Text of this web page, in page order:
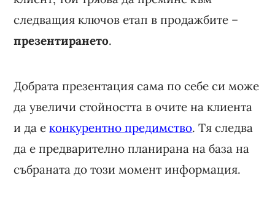
следващия ключов етап в продажбите –
презентирането.
Добрата презентация сама по себе си може
да увеличи стойността в очите на клиента
и да еконкурентно предимство. Тя следва
да е предварително планирана на база на
събраната до този момент информация.